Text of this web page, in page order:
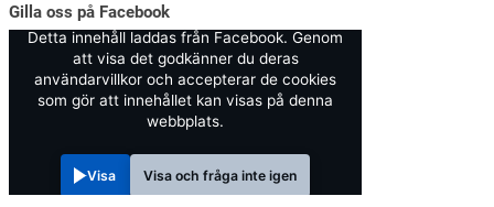
Gilla oss på Facebook
Detta innehåll laddas från Facebook. Genom
att visa det godkänner du deras
användarvillkor och accepterar de cookies
som gör att innehållet kan visas på denna
webbplats.
Visa Visa och fråga inte igen